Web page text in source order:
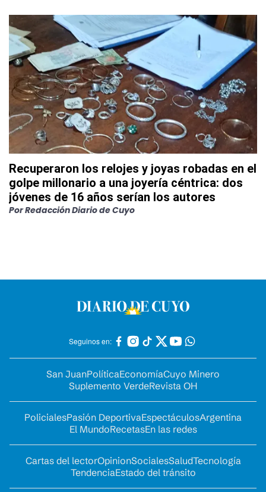
Recuperaron los relojes y joyas robadas en el
golpe millonario a una joyería céntrica: dos
jóvenes de 16 años serían los autores
PorRedacción Diario de Cuyo
Seguinos en:
San JuanPolíticaEconomíaCuyo Minero
Suplemento VerdeRevista OH
PolicialesPasión DeportivaEspectáculosArgentina
El MundoRecetasEn las redes
Cartas del lectorOpinionSocialesSaludTecnología
TendenciaEstado del tránsito